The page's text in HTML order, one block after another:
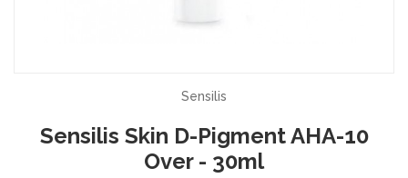
Sensilis
Sensilis Skin D-Pigment AHA-10
Over - 30ml